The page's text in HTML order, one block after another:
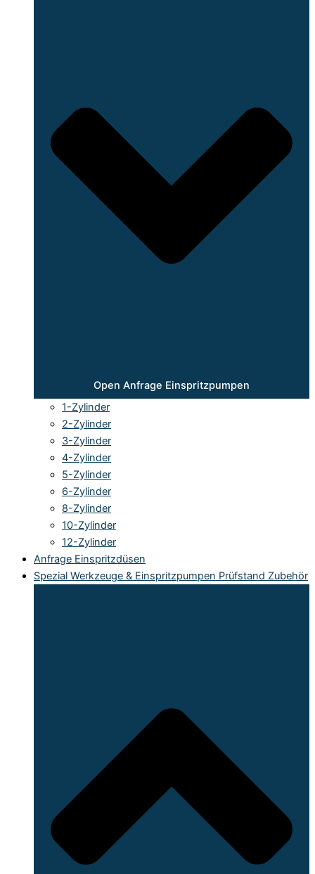
Open Anfrage Einspritzpumpen
1-Zylinder
2-Zylinder
3-Zylinder
4-Zylinder
5-Zylinder
6-Zylinder
8-Zylinder
10-Zylinder
12-Zylinder
Anfrage Einspritzdüsen
Spezial Werkzeuge & Einspritzpumpen Prüfstand Zubehör